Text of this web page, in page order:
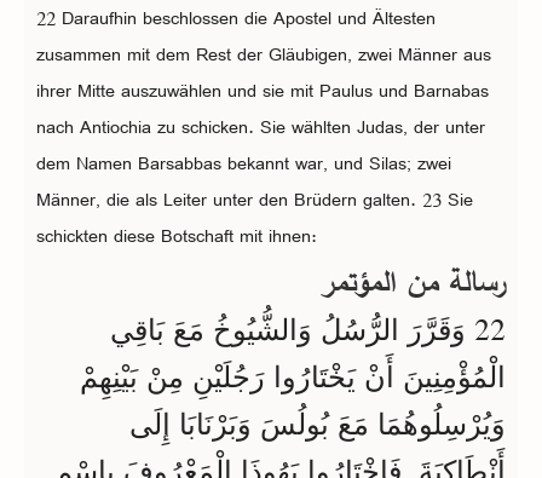
22 Daraufhin beschlossen die Apostel und Ältesten
zusammen mit dem Rest der Gläubigen, zwei Männer aus
ihrer Mitte auszuwählen und sie mit Paulus und Barnabas
nach Antiochia zu schicken. Sie wählten Judas, der unter
dem Namen Barsabbas bekannt war, und Silas; zwei
Männer, die als Leiter unter den Brüdern galten. 23 Sie
schickten diese Botschaft mit ihnen:
رسالة من المؤتمر
22 وَقَرَّرَ الرُّسُلُ وَالشُّيُوخُ مَعَ بَاقِي
الْمُؤْمِنِينَ أَنْ يَخْتَارُوا رَجُلَيْنِ مِنْ بَيْنِهِمْ
وَيُرْسِلُوهُمَا مَعَ بُولُسَ وَبَرْنَابَا إِلَى